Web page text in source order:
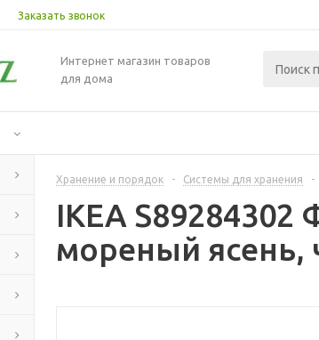
Заказать звонок
Интернет магазин товаров
для дома
Хранение и порядок - Системы для хранения -
IKEA
мореный ясень,